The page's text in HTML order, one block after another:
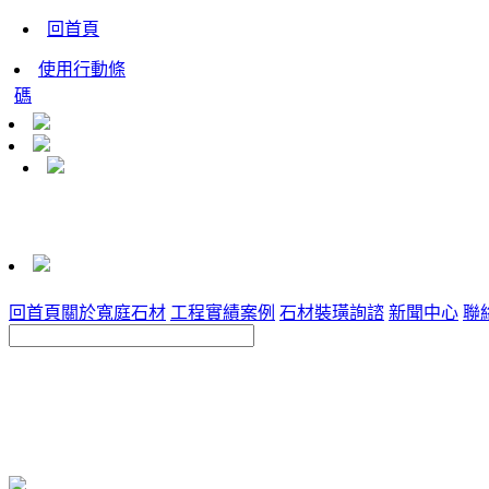
回首頁
使用行動條
碼
回首頁 關於寬庭石材 工程實績案例 石材裝璜詢諮 新聞中心 聯